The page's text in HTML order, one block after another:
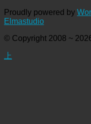
Proudly powered by
Elmastudio
© Copyright 2008 ~
上